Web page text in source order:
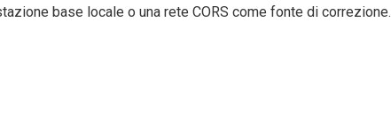
base locale o una rete CORS come fonte di correzione.